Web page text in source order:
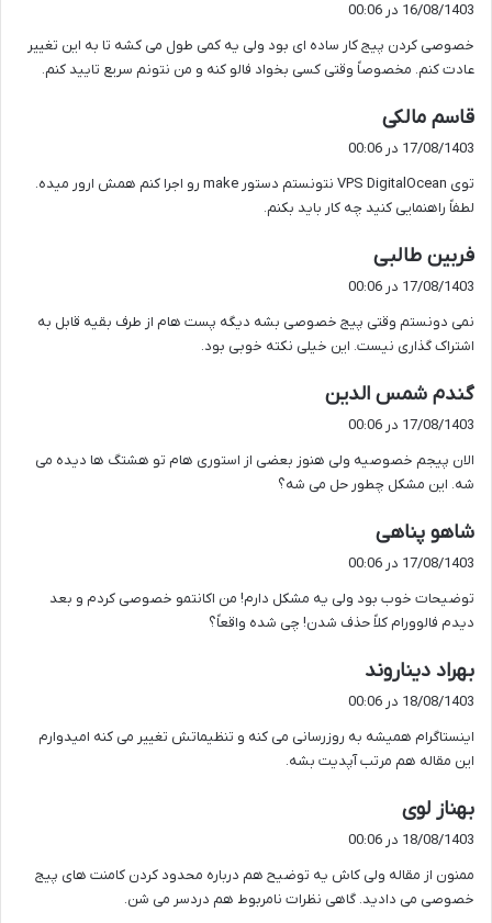
:
16/08/1403 در 00:06
خصوصی کردن پیج کار ساده ای بود ولی یه کمی طول می کشه تا به این تغییر
عادت کنم. مخصوصاً وقتی کسی بخواد فالو کنه و من نتونم سریع تایید کنم.
قاسم مالکی
ف
:
17/08/1403 در 00:06
توی VPS DigitalOcean نتونستم دستور make رو اجرا کنم همش ارور میده.
لطفاً راهنمایی کنید چه کار باید بکنم.
فربین طالبی
ف
:
17/08/1403 در 00:06
نمی دونستم وقتی پیج خصوصی بشه دیگه پست هام از طرف بقیه قابل به
اشتراک گذاری نیست. این خیلی نکته خوبی بود.
گندم شمس الدین
:
17/08/1403 در 00:06
الان پیجم خصوصیه ولی هنوز بعضی از استوری هام تو هشتگ ها دیده می
شه. این مشکل چطور حل می شه؟
شاهو پناهی
ف
:
17/08/1403 در 00:06
توضیحات خوب بود ولی یه مشکل دارم! من اکانتمو خصوصی کردم و بعد
دیدم فالوورام کلاً حذف شدن! چی شده واقعاً؟
بهراد دیناروند
ف
18/08/1403 در 00:06
اینستاگرام همیشه به روزرسانی می کنه و تنظیماتش تغییر می کنه امیدوارم
این مقاله هم مرتب آپدیت بشه.
بهناز لوی
:
18/08/1403 در 00:06
ممنون از مقاله ولی کاش یه توضیح هم درباره محدود کردن کامنت های پیج
خصوصی می دادید. گاهی نظرات نامربوط هم دردسر می شن.